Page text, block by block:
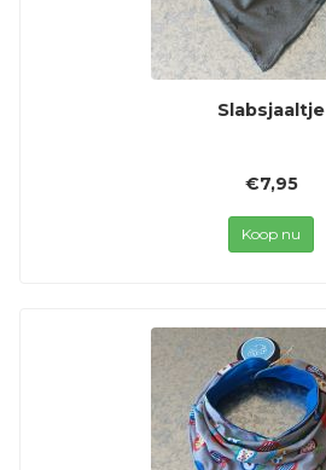
Slabsjaaltje
€7,95
Koop nu